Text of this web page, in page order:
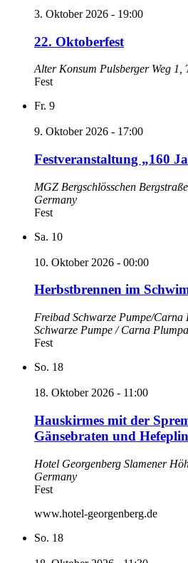
3. Oktober 2026 - 19:00
22. Oktoberfest
Alter Konsum Pulsberger Weg 1,
Fest
Fr. 9
9. Oktober 2026 - 17:00
Festveranstaltung „160
MGZ Bergschlösschen
Germany
Fest
Sa. 10
10. Oktober 2026 - 00:00
Herbstbrennen im
Freibad Schwarze Pumpe/Carna
Schwarze Pumpe / Carna
Fest
So. 18
18. Oktober 2026 - 11:00
Hauskirmes mit der
Gänsebraten und
Hotel Georgenberg Slamener
Germany
Fest
www.hotel-georgenberg.de
So. 18